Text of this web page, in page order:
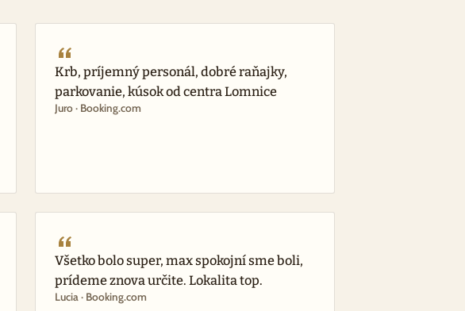
Krb, príjemný personál, dobré raňajky,
parkovanie, kúsok od centra Lomnice
Juro · Booking.com
Všetko bolo super, max spokojní sme boli,
prídeme znova určite. Lokalita top.
Lucia · Booking.com